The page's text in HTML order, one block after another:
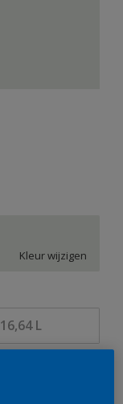
Kleur wijzigen
16,64 L